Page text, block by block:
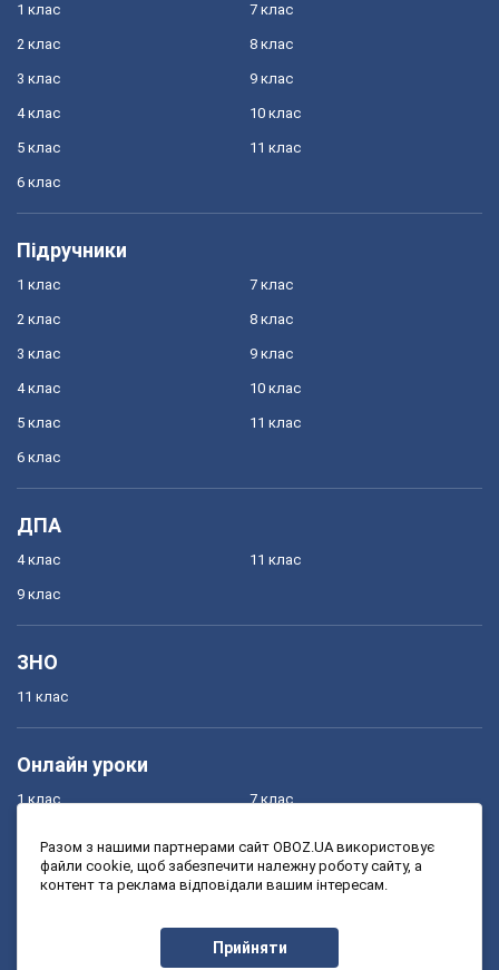
1 клас
2 клас
3 клас
4 клас
5 клас
6 клас
7 клас
8 клас
9 клас
10 клас
11 клас
Підручники
1 клас
2 клас
3 клас
4 клас
5 клас
6 клас
7 клас
8 клас
9 клас
10 клас
11 клас
ДПА
4 клас
9 клас
11 клас
ЗНО
11 клас
Онлайн уроки
1 клас
3 клас
7 клас
9 клас
Разом з нашими партнерами сайт OBOZ.UA використовує
файли cookie, щоб забезпечити належну роботу сайту, а
контент та реклама відповідали вашим інтересам.
Прийняти